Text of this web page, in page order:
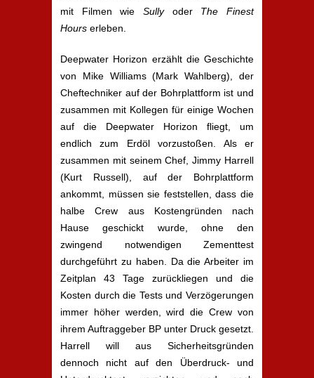
mit Filmen wie Sullyoder The Finest
Hours erleben.
Deepwater Horizon erzählt die Geschichte
von Mike Williams (Mark Wahlberg), der
Cheftechniker auf der Bohrplattform ist und
zusammen mit Kollegen für einige Wochen
auf die Deepwater Horizon fliegt, um
endlich zum Erdöl vorzustoßen. Als er
zusammen mit seinem Chef, Jimmy Harrell
(Kurt Russell), auf der Bohrplattform
ankommt, müssen sie feststellen, dass die
halbe Crew aus Kostengründen nach
Hause geschickt wurde, ohne den
zwingend notwendigen Zementtest
durchgeführt zu haben. Da die Arbeiter im
Zeitplan 43 Tage zurückliegen und die
Kosten durch die Tests und Verzögerungen
immer höher werden, wird die Crew von
ihrem Auftraggeber BP unter Druck gesetzt.
Harrell will aus Sicherheitsgründen
dennoch nicht auf den Überdruck- und